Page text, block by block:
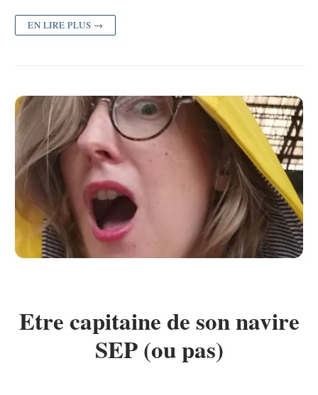
EN LIRE PLUS →
Etre capitaine de son navire
SEP (ou pas)